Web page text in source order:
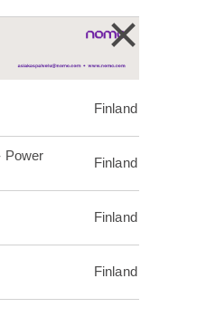
×
Finland
Power
Finland
Finland
Finland